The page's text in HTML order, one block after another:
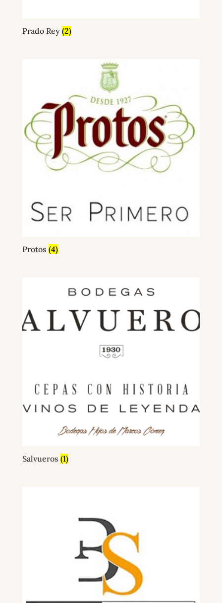
Prado Rey (2)
Protos (4)
Salvueros (1)